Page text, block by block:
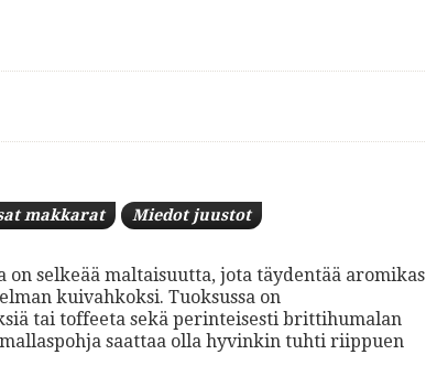
makkarat Miedot juustot
on selkeää maltaisuutta, jota täydentää aromikas
kuivahkoksi. Tuoksussa on
tai toffeeta sekä perinteisesti brittihumalan
saattaa olla hyvinkin tuhti riippuen